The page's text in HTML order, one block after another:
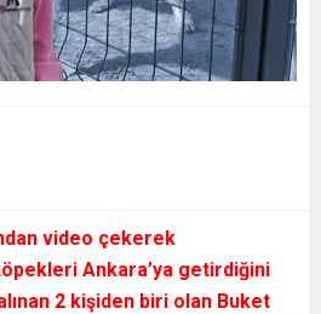
video çekerek
Ankara’ya getirdiğini
2 kişiden biri olan Buket